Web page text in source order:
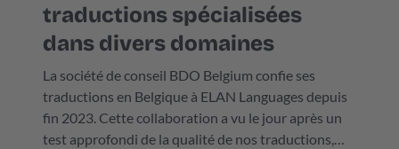
traductions spécialisées
dans divers domaines
La société de conseil BDO Belgium confie ses
traductions en Belgique à ELAN Languages depuis
fin 2023. Cette collaboration a vu le jour après un
test approfondi de la qualité de nos traductions,